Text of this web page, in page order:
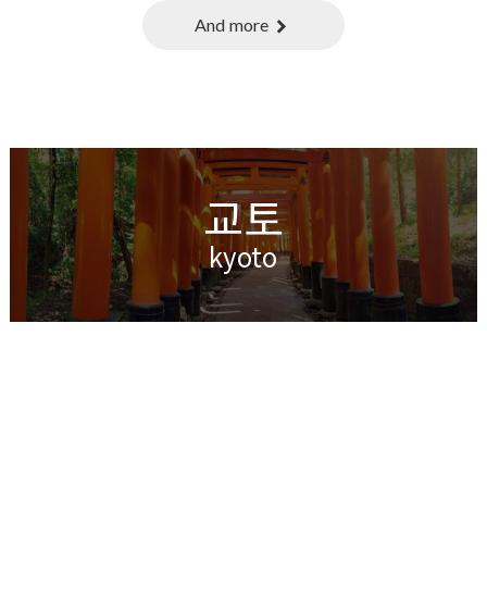
And more chevron_right
교토
kyoto